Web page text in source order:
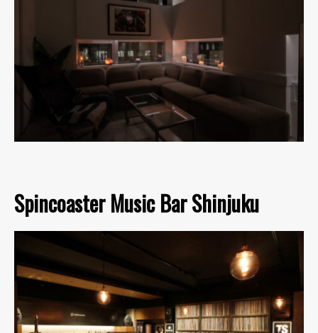
Spincoaster Music Bar Shinjuku